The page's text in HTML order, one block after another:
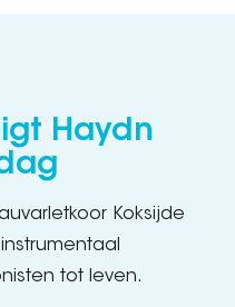
Haydn
Koksijde
tot leven.